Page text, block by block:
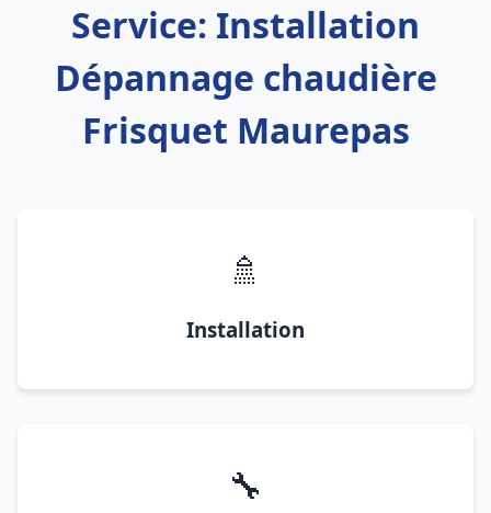
Service: Installation
Dépannage chaudière
Frisquet Maurepas
🚿
Installation
🔧